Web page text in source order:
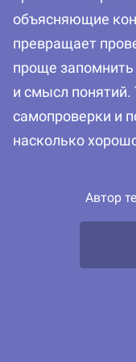
объясняющие
превращает
проще запомнить
и смысл понятий.
самопроверки и
насколько
Автор